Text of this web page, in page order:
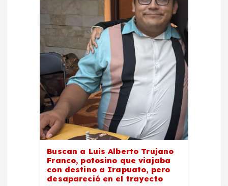
Buscan a Luis Alberto Trujano
Franco, potosino que viajaba
con destino a Irapuato, pero
desapareció en el trayecto